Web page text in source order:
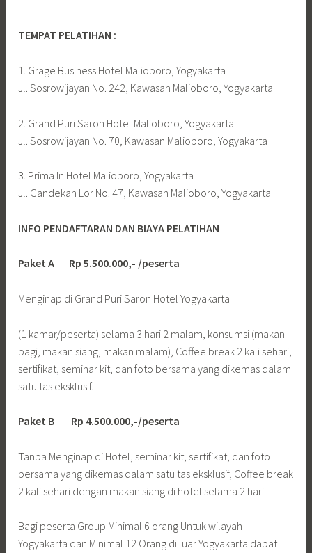
TEMPAT PELATIHAN :
1. Grage Business Hotel Malioboro, Yogyakarta
Jl. Sosrowijayan No. 242, Kawasan Malioboro, Yogyakarta
2. Grand Puri Saron Hotel Malioboro, Yogyakarta
Jl. Sosrowijayan No. 70, Kawasan Malioboro, Yogyakarta
3. Prima In Hotel Malioboro, Yogyakarta
Jl. Gandekan Lor No. 47, Kawasan Malioboro, Yogyakarta
INFO PENDAFTARAN DAN BIAYA PELATIHAN
Paket A Rp 5.500.000,- /peserta
Menginap di Grand Puri Saron Hotel Yogyakarta
(1 kamar/peserta) selama 3 hari 2 malam, konsumsi (makan
pagi, makan siang, makan malam), Coffee break 2 kali sehari,
sertifikat, seminar kit, dan foto bersama yang dikemas dalam
satu tas eksklusif.
Paket B Rp 4.500.000,-/peserta
Tanpa Menginap di Hotel, seminar kit, sertifikat, dan foto
bersama yang dikemas dalam satu tas eksklusif, Coffee break
2 kali sehari dengan makan siang di hotel selama 2 hari.
Bagi peserta Group Minimal 6 orang Untuk wilayah
Yogyakarta dan Minimal 12 Orang di luar Yogyakarta dapat